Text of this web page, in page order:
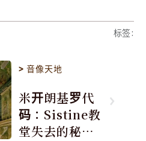
标签:
>音像天地
米开朗基罗代
码：Sistine教
堂失去的秘密